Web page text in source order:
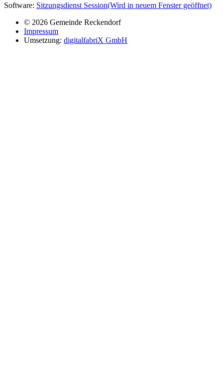
Software: Sitzungsdienst Session(Wird in neuem Fenster geöffnet)
© 2026 Gemeinde Reckendorf
Impressum
Umsetzung: digitalfabriX GmbH